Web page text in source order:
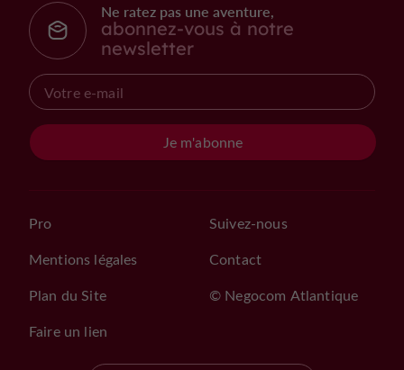
Ne ratez pas une aventure,
abonnez-vous à notre
newsletter
Je m'abonne
Pro
Mentions légales
Plan du Site
Faire un lien
Suivez-nous
Contact
© Negocom Atlantique